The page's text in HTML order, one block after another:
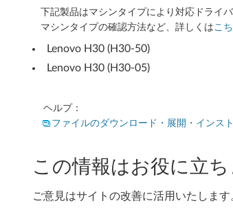
6
b
-
デ
下記製品はマシンタイプにより対応ドライ
マシンタイプの確認方法など、詳しくは こ
Lenovo H30 (H30-50)
Lenovo H30 (H30-05)
ヘルプ：
ファイルのダウンロード・展開・インス
この情報はお役に立
ご意見はサイトの改善に活用いたします